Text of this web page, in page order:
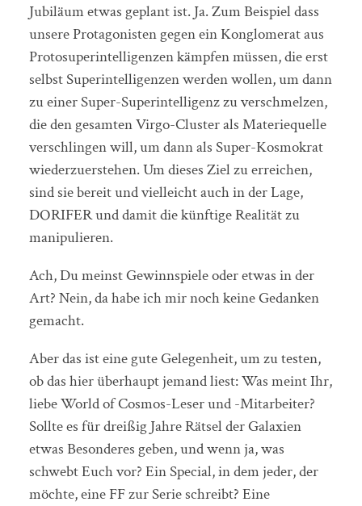
Jubiläum etwas geplant ist. Ja. Zum Beispiel dass
unsere Protagonisten gegen ein Konglomerat aus
Protosuperintelligenzen kämpfen müssen, die erst
selbst Superintelligenzen werden wollen, um dann
zu einer Super-Superintelligenz zu verschmelzen,
die den gesamten Virgo-Cluster als Materiequelle
verschlingen will, um dann als Super-Kosmokrat
wiederzuerstehen. Um dieses Ziel zu erreichen,
sind sie bereit und vielleicht auch in der Lage,
DORIFER und damit die künftige Realität zu
manipulieren.
Ach, Du meinst Gewinnspiele oder etwas in der
Art? Nein, da habe ich mir noch keine Gedanken
gemacht.
Aber das ist eine gute Gelegenheit, um zu testen,
ob das hier überhaupt jemand liest: Was meint Ihr,
liebe World of Cosmos-Leser und -Mitarbeiter?
Sollte es für dreißig Jahre Rätsel der Galaxien
etwas Besonderes geben, und wenn ja, was
schwebt Euch vor? Ein Special, in dem jeder, der
möchte, eine FF zur Serie schreibt? Eine